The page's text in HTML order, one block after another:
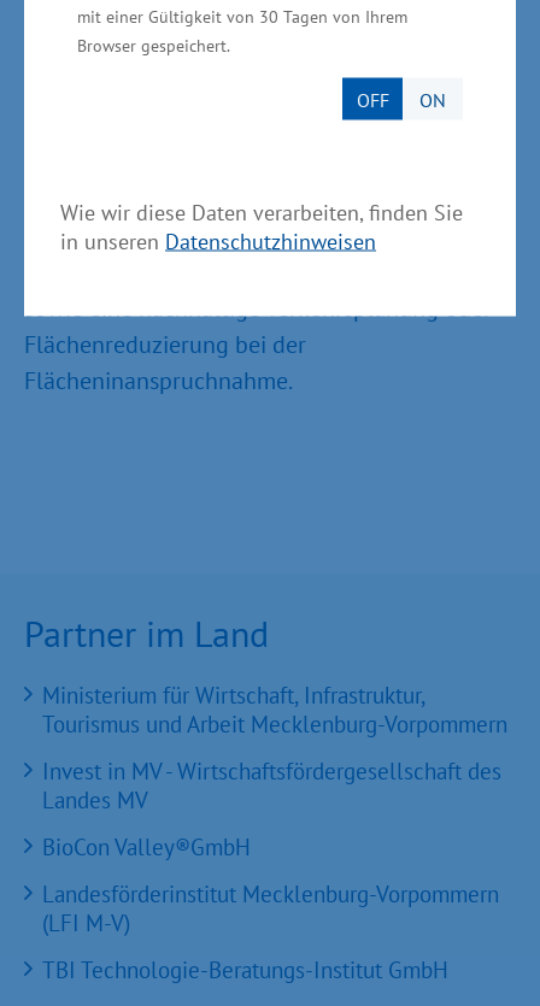
mit einer Gültigkeit von 30 Tagen von Ihrem
Browser gespeichert.
OFF ON
Wie wir diese Daten verarbeiten, finden Sie
in unseren Datenschutzhinweisen
Bereich des nachhaltigen Flächenmanagements
und Zusatzqualifikationen unterschieden. Die
Zusatzqualifikationen spezifizieren die
Ausrichtung des Gewerbegebietes und spiegeln
beispielsweise die gemeinsame Nutzung und
Verwaltung von Infrastrukturen; die
sowie eine nachhaltige Verkehrsplanung oder
Flächenreduzierung bei der
Flächeninanspruchnahme.
Partner im Land
Ministerium für Wirtschaft, Infrastruktur,
Tourismus und Arbeit Mecklenburg-Vorpommern
Invest in MV - Wirtschaftsfördergesellschaft des
Landes MV
BioCon Valley®GmbH
Landesförderinstitut Mecklenburg-Vorpommern
(LFI M-V)
TBI Technologie-Beratungs-Institut GmbH